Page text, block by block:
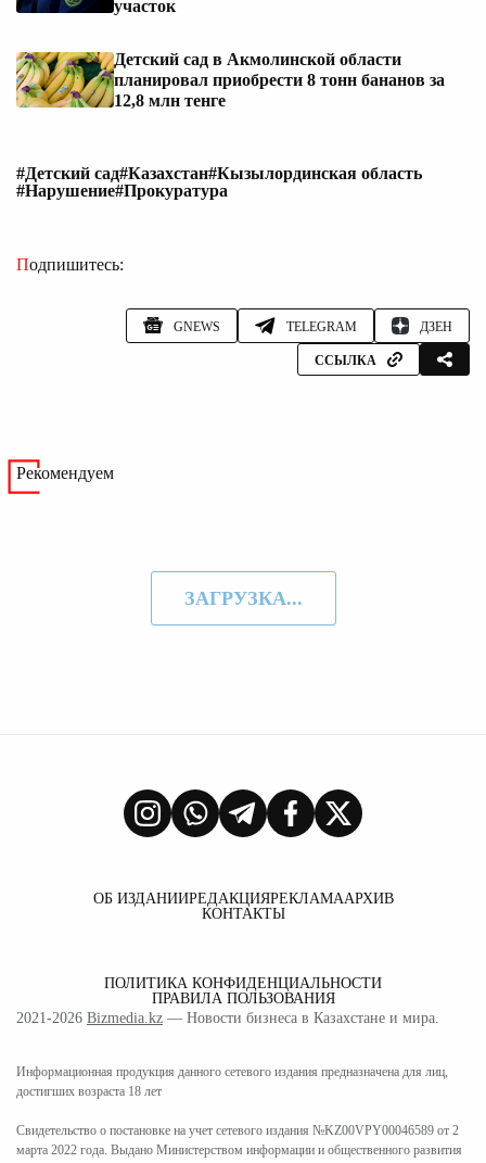
участок
Детский сад в Акмолинской области
планировал приобрести 8 тонн бананов за
12,8 млн тенге
#Детский сад#Казахстан#Кызылординская область
#Нарушение#Прокуратура
Подпишитесь:
GNEWS TELEGRAM ДЗЕН
ССЫЛКА
Рекомендуем
ЗАГРУЗКА...
ОБ ИЗДАНИИРЕДАКЦИЯРЕКЛАМААРХИВ
КОНТАКТЫ
ПОЛИТИКА КОНФИДЕНЦИАЛЬНОСТИ
ПРАВИЛА ПОЛЬЗОВАНИЯ
2021-2026 Bizmedia.kz — Новости бизнеса в Казахстане и мира.
Информационная продукция данного сетевого издания предназначена для лиц,
достигших возраста 18 лет
Свидетельство о постановке на учет сетевого издания №KZ00VPY00046589 от 2
марта 2022 года. Выдано Министерством информации и общественного развития